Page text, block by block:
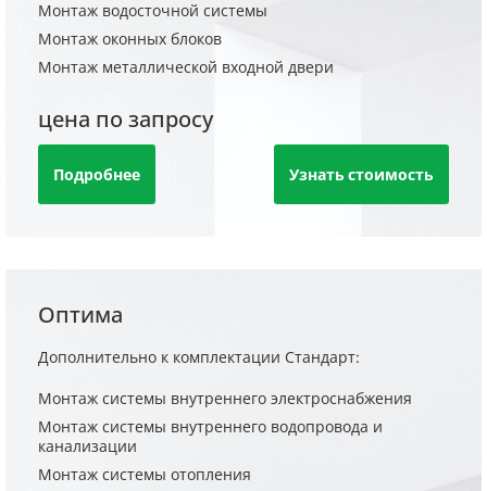
Монтаж водосточной системы
Монтаж оконных блоков
Монтаж металлической входной двери
цена по запросу
Подробнее Узнать стоимость
Оптима
Дополнительно к комплектации Стандарт:
Монтаж системы внутреннего электроснабжения
Монтаж системы внутреннего водопровода и
канализации
Монтаж системы отопления